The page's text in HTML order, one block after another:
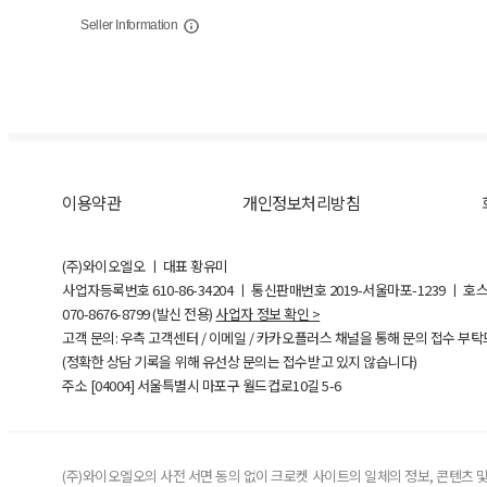
Seller Information
이용약관 개인정보처리방침
(주)와이오엘오 ㅣ 대표 황유미
사업자등록번호610-86-34204ㅣ 통신판매번호 2019-서울마포-1239 ㅣ 호
070-8676-8799 (발신 전용) 사업자 정보 확인 >
고객 문의: 우측 고객센터 / 이메일 / 카카오플러스 채널을 통해 문의 접수 부
(정확한 상담 기록을 위해 유선상 문의는 접수받고 있지 않습니다)
주소 [04004] 서울특별시 마포구 월드컵로10길5-6
(주)와이오엘오의 사전 서면 동의 없이 크로켓 사이트의 일체의 정보, 콘텐츠